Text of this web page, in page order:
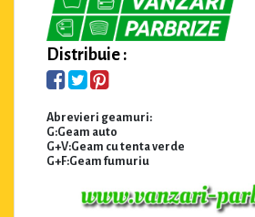
Distribuie :
Abrevieri geamuri:
G:Geam auto
G+V:Geam cu tenta verde
G+F:Geam fumuriu